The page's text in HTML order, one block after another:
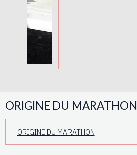
ORIGINE DU MARATHON
ORIGINE DU MARATHON